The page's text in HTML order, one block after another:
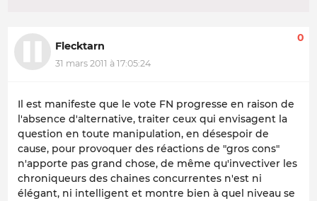
Flecktarn
31 mars 2011 à 17:05:24
0
Il est manifeste que le vote FN progresse en raison de
l'absence d'alternative, traiter ceux qui envisagent la
question en toute manipulation, en désespoir de
cause, pour provoquer des réactions de "gros cons"
n'apporte pas grand chose, de même qu'invectiver les
chroniqueurs des chaines concurrentes n'est ni
élégant, ni intelligent et montre bien à quel niveau se